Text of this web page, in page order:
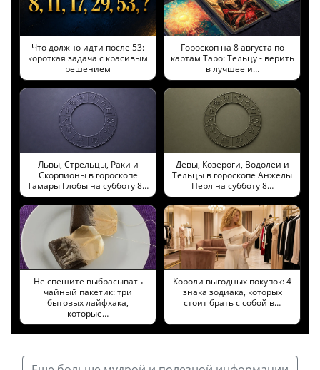
Что должно идти после 53:
короткая задача с красивым
решением
Гороскоп на 8 августа по
картам Таро: Тельцу - верить
в лучшее и…
Львы, Стрельцы, Раки и
Скорпионы в гороскопе
Тамары Глобы на субботу 8…
Девы, Козероги, Водолеи и
Тельцы в гороскопе Анжелы
Перл на субботу 8…
Не спешите выбрасывать
чайный пакетик: три
бытовых лайфхака,
которые…
Короли выгодных покупок: 4
знака зодиака, которых
стоит брать с собой в…